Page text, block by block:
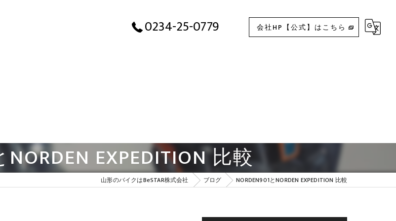
0234-25-0779 会社HP【公式】はこちら
EXPEDITION 比較
山形のバイクはBeSTAR株式会社 ブログ NORDEN901とNORDEN EXPEDITION 比較